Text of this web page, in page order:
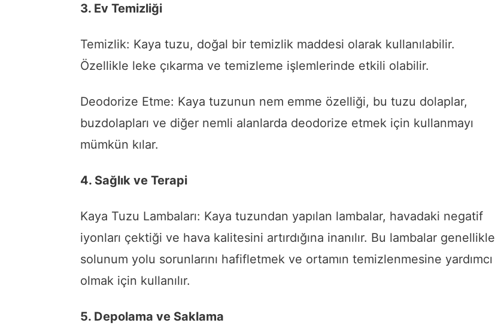
3. Ev Temizliği
Temizlik: Kaya tuzu, doğal bir temizlik maddesi olarak kullanılabilir.
Özellikle leke çıkarma ve temizleme işlemlerinde etkili olabilir.
Deodorize Etme: Kaya tuzunun nem emme özelliği, bu tuzu dolaplar,
buzdolapları ve diğer nemli alanlarda deodorize etmek için kullanmayı
mümkün kılar.
4. Sağlık ve Terapi
Kaya Tuzu Lambaları: Kaya tuzundan yapılan lambalar, havadaki negatif
iyonları çektiği ve hava kalitesini artırdığına inanılır. Bu lambalar genellikle
solunum yolu sorunlarını hafifletmek ve ortamın temizlenmesine yardımcı
olmak için kullanılır.
5. Depolama ve Saklama